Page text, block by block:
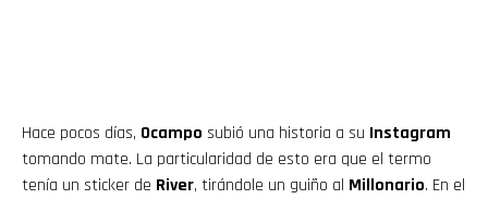
Hace pocos días, Ocampo subió una historia a su Instagram
tomando mate. La particularidad de esto era que el termo
tenía un sticker de River, tirándole un guiño al Millonario. En el